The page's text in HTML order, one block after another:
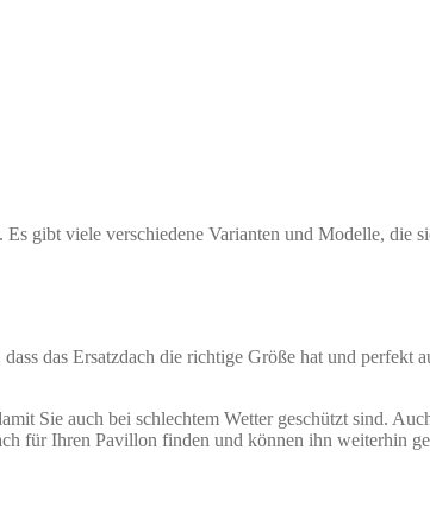
gibt viele verschiedene Varianten und Modelle, die
das Ersatzdach die richtige Größe hat und perfekt
Sie auch bei schlechtem Wetter geschützt sind.
für Ihren Pavillon finden und können ihn weiterhin